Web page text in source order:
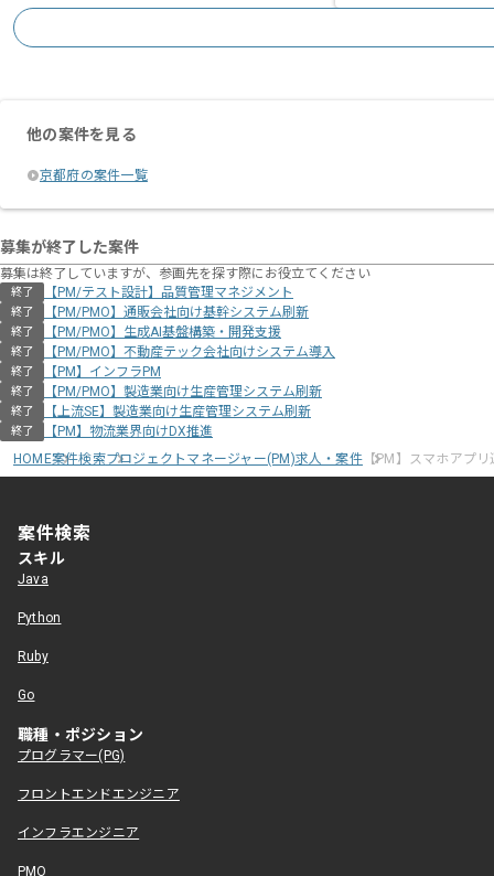
他の案件を見る
京都府の案件一覧
募集が終了した案件
募集は終了していますが、参画先を探す際にお役立てください
終了 【PM/テスト設計】品質管理マネジメント
終了 【PM/PMO】通販会社向け基幹システム刷新
終了 【PM/PMO】生成AI基盤構築・開発支援
終了 【PM/PMO】不動産テック会社向けシステム導入
終了 【PM】インフラPM
終了 【PM/PMO】製造業向け生産管理システム刷新
終了 【上流SE】製造業向け生産管理システム刷新
終了
【PM】物流業界向けDX推進
HOME案件検索プロジェクトマネージャー(PM)求人・案件【PM】スマホアプリ
案件検索
スキル
Java
Python
Ruby
Go
職種・ポジション
プログラマー(PG)
フロントエンドエンジニア
インフラエンジニア
PMO